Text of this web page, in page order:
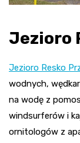
Jezioro
Jezioro Resko
wodnych,
na wodę z
windsurferów i
ornitologów z